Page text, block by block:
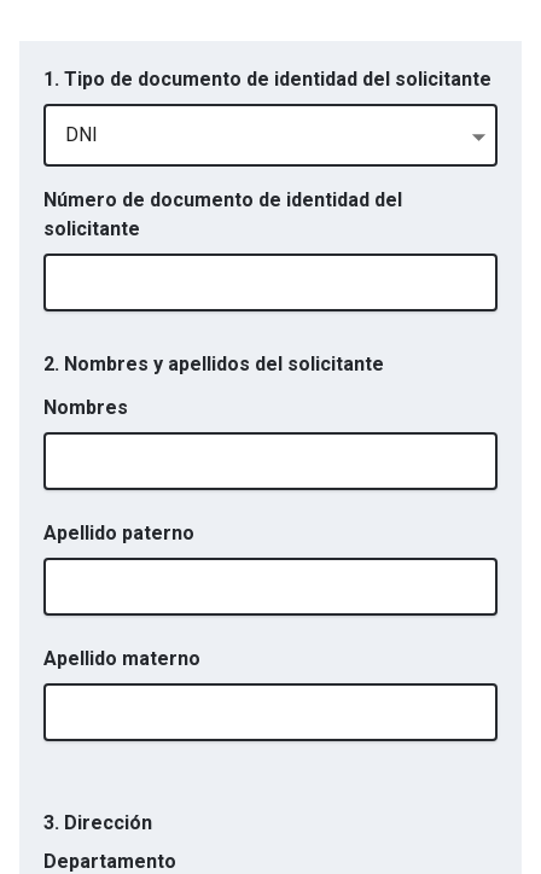
1. Tipo de documento de identidad del solicitante
DNI
Número de documento de identidad del
solicitante
2. Nombres y apellidos del solicitante
Nombres
Apellido paterno
Apellido materno
3. Dirección
Departamento